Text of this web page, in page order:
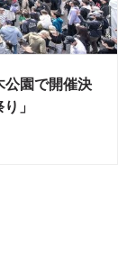
園で開催決
」